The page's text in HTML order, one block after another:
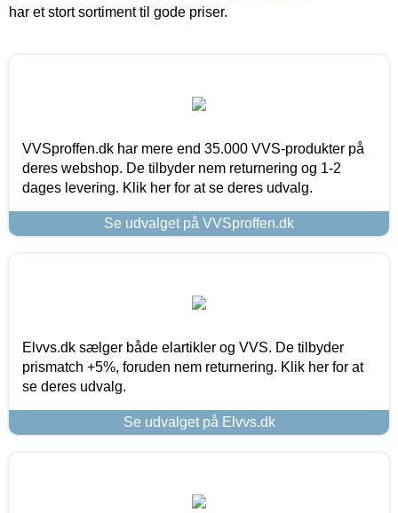
har et stort sortiment til gode priser.
VVSproffen.dk har mere end 35.000 VVS-produkter på
deres webshop. De tilbyder nem returnering og 1-2
dages levering. Klik her for at se deres udvalg.
Se udvalget på VVSproffen.dk
Elvvs.dk sælger både elartikler og VVS. De tilbyder
prismatch +5%, foruden nem returnering. Klik her for at
se deres udvalg.
Se udvalget på Elvvs.dk